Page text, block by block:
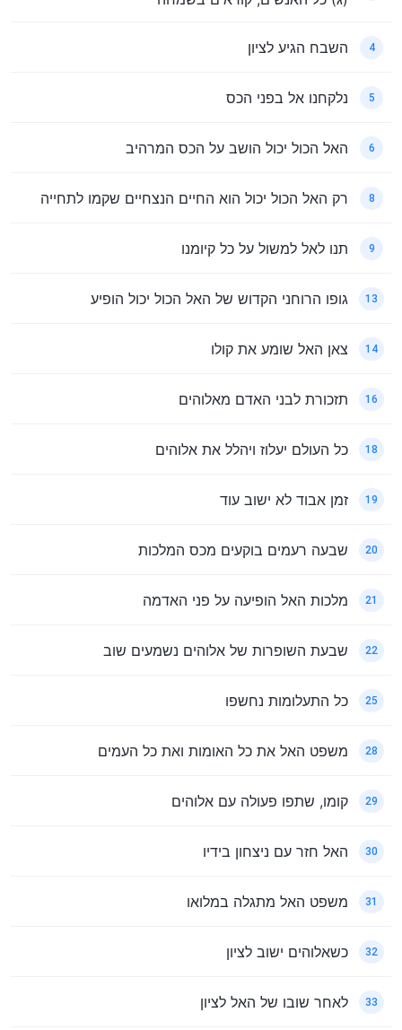
4 השבח הגיע לציון
5 נלקחנו אל בפני הכס
6 האל הכול יכול הושב על הכס המרהיב
8 רק האל הכול יכול הוא החיים הנצחיים שקמו לתחייה
9 תנו לאל למשול על כל קיומנו
13 גופו הרוחני הקדוש של האל הכול יכול הופיע
14 צאן האל שומע את קולו
16 תזכורת לבני האדם מאלוהים
18 כל העולם יעלוז ויהלל את אלוהים
19 זמן אבוד לא ישוב עוד
20 שבעה רעמים בוקעים מכס המלכות
21 מלכות האל הופיעה על פני האדמה
22 שבעת השופרות של אלוהים נשמעים שוב
25 כל התעלומות נחשפו
28 משפט האל את כל האומות ואת כל העמים
29 קומו, שתפו פעולה עם אלוהים
30 האל חזר עם ניצחון בידיו
31 משפט האל מתגלה במלואו
32 כשאלוהים ישוב לציון
33 לאחר שובו של האל לציון